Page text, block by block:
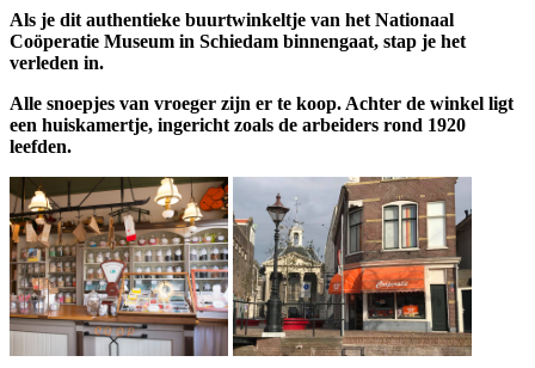
Als je dit authentieke buurtwinkeltje van het Nationaal
Coöperatie Museum in Schiedam binnengaat, stap je het
verleden in.
Alle snoepjes van vroeger zijn er te koop. Achter de winkel ligt
een huiskamertje, ingericht zoals de arbeiders rond 1920
leefden.